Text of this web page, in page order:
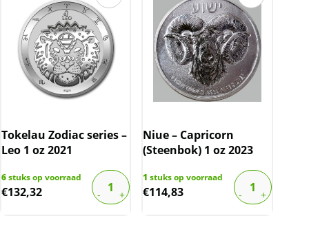
Tokelau Zodiac series –
Leo 1 oz 2021
6stuks op voorraad
€132,32
Niue – Capricorn
(Steenbok) 1 oz 2023
1 stuks op voorraad
€114,83